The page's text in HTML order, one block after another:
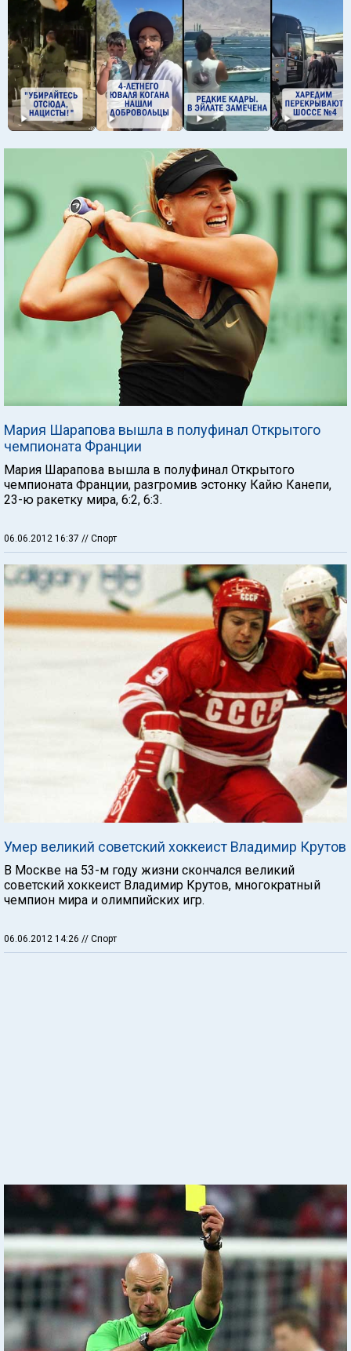
Мария Шарапова вышла в полуфинал Открытого
чемпионата Франции
Мария Шарапова вышла в полуфинал Открытого
чемпионата Франции, разгромив эстонку Кайю Канепи,
23-ю ракетку мира, 6:2, 6:3.
06.06.2012 16:37 // Спорт
Умер великий советский хоккеист Владимир Крутов
В Москве на 53-м году жизни скончался великий
советский хоккеист Владимир Крутов, многократный
чемпион мира и олимпийских игр.
06.06.2012 14:26 // Спорт